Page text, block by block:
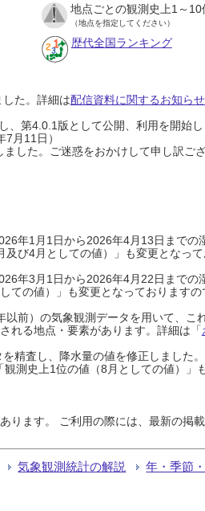
地点ごとの観測史上1～10
（地点を指定してください）
歴代全国ランキング
た。詳細は配信資料に関するお知ら
第4.0.1版として公開、利用を開始
月11日）
した。ご迷惑をおかけして申し訳ご
年1月1日から2026年4月13日までの
び4月としての値）」も変更となって
年3月1日から2026年4月22日までの
ての値）」も変更となっております
前）の気象観測データを用いて、こ
れる地点・要素があります。詳細は「
精査し、降水量の値を修正しました
測史上1位の値（8月としての値）」
ます。 ご利用の際には、最新の掲
気象観測統計の解説 年・季節